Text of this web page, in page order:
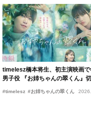
timelesz橋本将生、初主演映画で
男子役 『お姉ちゃんの翠くん』
恋の幕開けを予感
#timelesz #お姉ちゃんの翠くん